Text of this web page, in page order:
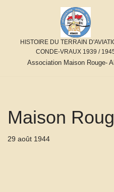
HISTOIRE DU TERRAIN
CONDE-VRAUX 1939 /
Association Maison Rouge-
Maison
29 août 1944